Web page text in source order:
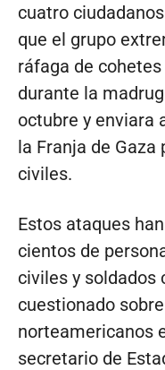
cuatro
que el grupo
ráfaga de
durante la
octubre y enviara
la Franja de Gaza
civiles.
Estos ataques
cientos de
civiles y soldados
cuestionado
norteamericanos
secretario de